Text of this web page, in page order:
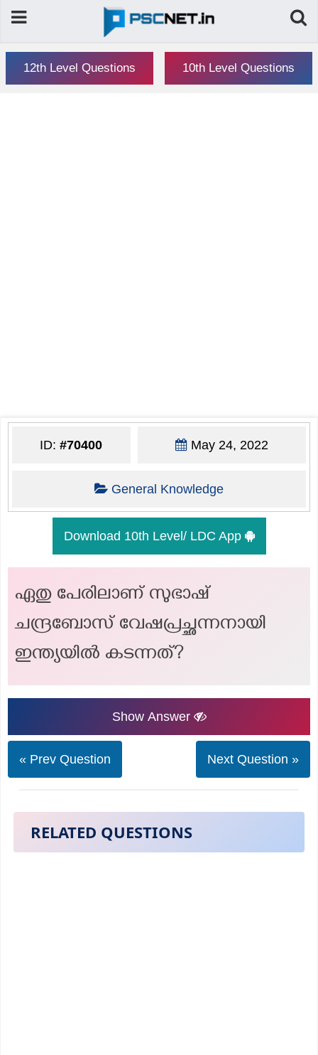
12th Level Questions 10th Level Questions
ID:#70400 May 24, 2022
General Knowledge
Download 10th Level/ LDC App
ഏതു പേരിലാണ് സുഭാഷ്
ചന്ദ്രബോസ് വേഷപ്രച്ഛന്നനായി
ഇന്ത്യയിൽ കടന്നത്?
Show Answer
« Prev Question Next Question »
RELATED QUESTIONS